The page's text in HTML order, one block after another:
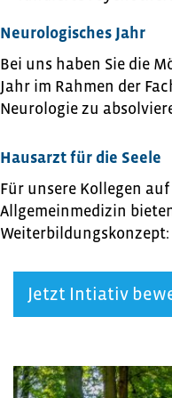
Neurologisches Jahr
Bei uns haben Sie die
Jahr im Rahmen der
Neurologie zu
Hausarzt für die Seele
Für unsere Kollegen
Allgemeinmedizin
Jetzt Intiativ